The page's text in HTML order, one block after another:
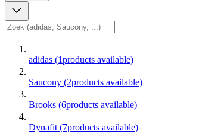
adidas (1products available)
Saucony (2products available)
Brooks (6products available)
Dynafit (7products available)